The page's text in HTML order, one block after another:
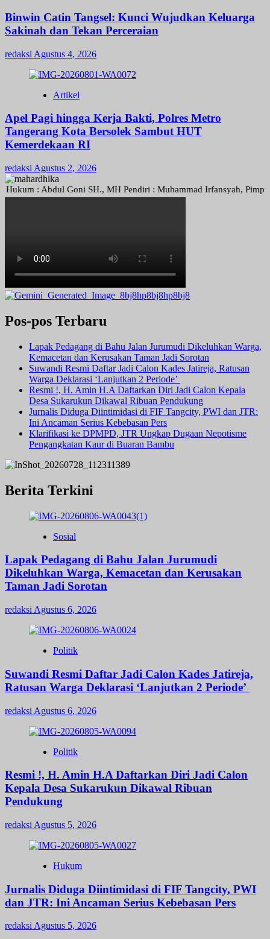
Binwin Catin Tangsel: Kunci Wujudkan Keluarga
Sakinah dan Tekan Perceraian
redaksi Agustus 4, 2026
Artikel
Apel Pagi hingga Kerja Bakti, Polres Metro
Tangerang Kota Bersolek Sambut HUT
Kemerdekaan RI
redaksi Agustus 2, 2026
: Abdul Goni SH., MH Pendiri : Muhammad Irfansyah,
Pos-pos Terbaru
Lapak Pedagang di Bahu Jalan Jurumudi Dikeluhkan Warga,
Kemacetan dan Kerusakan Taman Jadi Sorotan
Suwandi Resmi Daftar Jadi Calon Kades Jatireja, Ratusan
Warga Deklarasi ‘Lanjutkan 2 Periode’
Resmi !, H. Amin H.A Daftarkan Diri Jadi Calon Kepala
Desa Sukarukun Dikawal Ribuan Pendukung
Jurnalis Diduga Diintimidasi di FIF Tangcity, PWI dan JTR:
Ini Ancaman Serius Kebebasan Pers
Klarifikasi ke DPMPD, JTR Ungkap Dugaan Nepotisme
Pengangkatan Kaur di Buaran Bambu
Berita Terkini
Sosial
Lapak Pedagang di Bahu Jalan Jurumudi
Dikeluhkan Warga, Kemacetan dan Kerusakan
Taman Jadi Sorotan
redaksi Agustus 6, 2026
Politik
Suwandi Resmi Daftar Jadi Calon Kades Jatireja,
Ratusan Warga Deklarasi ‘Lanjutkan 2 Periode’
redaksi Agustus 6, 2026
Politik
Resmi !, H. Amin H.A Daftarkan Diri Jadi Calon
Kepala Desa Sukarukun Dikawal Ribuan
Pendukung
redaksi Agustus 5, 2026
Hukum
Jurnalis Diduga Diintimidasi di FIF Tangcity, PWI
dan JTR: Ini Ancaman Serius Kebebasan Pers
redaksi Agustus 5, 2026